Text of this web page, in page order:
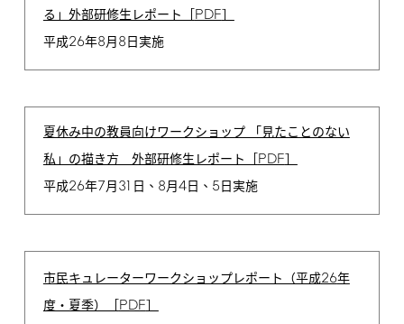
る」外部研修生レポート［ PDF
平成26年8月 8 日実施
夏休み中の教員向けワークショップ 「見たことのない
私」の描き方 外部研修生レポート［ PDF
平成26年7月 31 日、 8月4日、 5 日実施
市民キュレーターワークショップレポート（平成26年
度・夏季）［ PDF